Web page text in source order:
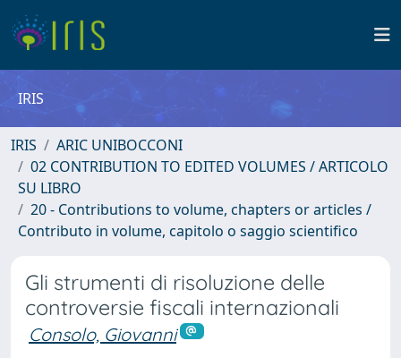
IRIS
IRIS
ARIC UNIBOCCONI
02 CONTRIBUTION TO EDITED VOLUMES / ARTICOLO
SU LIBRO
20 - Contributions to volume, chapters or articles /
Contributo in volume, capitolo o saggio scientifico
Gli strumenti di risoluzione delle
controversie fiscali internazionali
Consolo, Giovanni